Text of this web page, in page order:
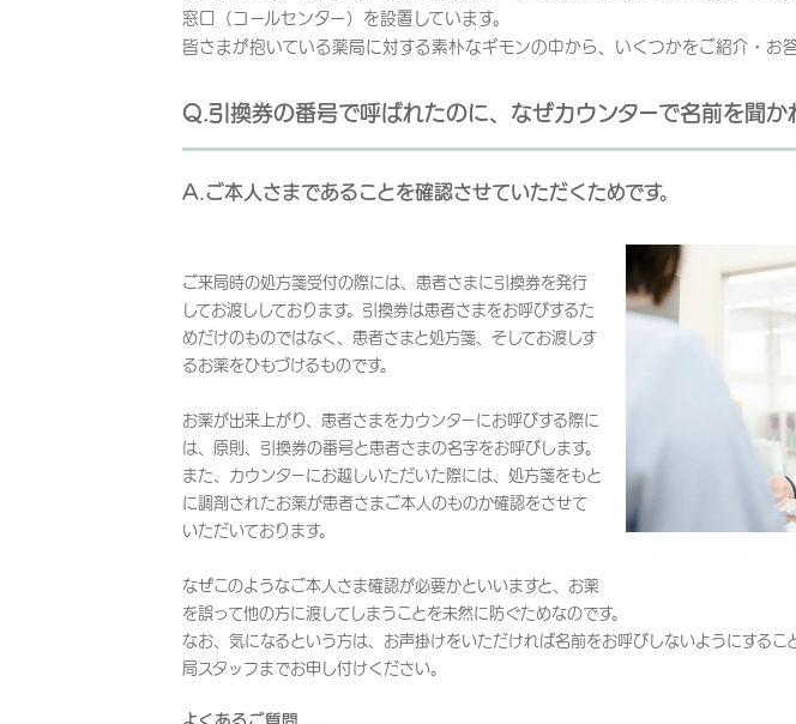
窓口（コールセンター）を設置しています。
皆さまが抱いている薬局に対する素朴なギモンの中から、いくつかをご紹介・お答
Q.引換券の番号で呼ばれたのに、なぜカウンターで名前を聞か
A.ご本人さまであることを確認させていただくためです。
ご来局時の処方箋受付の際には、患者さまに引換券を発行
してお渡ししております。引換券は患者さまをお呼びするた
めだけのものではなく、患者さまと処方箋、そしてお渡しす
るお薬をひもづけるものです。
お薬が出来上がり、患者さまをカウンターにお呼びする際に
は、原則、引換券の番号と患者さまの名字をお呼びします。
また、カウンターにお越しいただいた際には、処方箋をもと
に調剤されたお薬が患者さまご本人のものか確認をさせて
いただいております。
なぜこのようなご本人さま確認が必要かといいますと、お薬
を誤って他の方に渡してしまうことを未然に防ぐためなのです。
なお、気になるという方は、お声掛けをいただければ名前をお呼びしないようにするこ
局スタッフまでお申し付けください。
よくあるご質問